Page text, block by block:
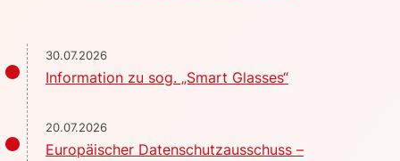
30.07.2026
Information zu sog. „Smart Glasses“
20.07.2026
Europäischer Datenschutzausschuss –